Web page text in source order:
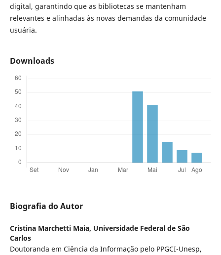
digital, garantindo que as bibliotecas se mantenham
relevantes e alinhadas às novas demandas da comunidade
usuária.
Downloads
Biografia do Autor
Cristina Marchetti Maia, Universidade Federal de São
Carlos
Doutoranda em Ciência da Informação pelo PPGCI-Unesp,